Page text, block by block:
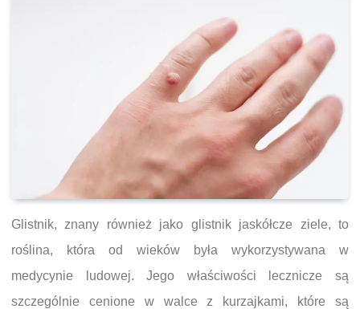
Glistnik, znany również jako glistnik jaskółcze ziele, to
roślina, która od wieków była wykorzystywana w
medycynie ludowej. Jego właściwości lecznicze są
szczególnie cenione w walce z kurzajkami, które są